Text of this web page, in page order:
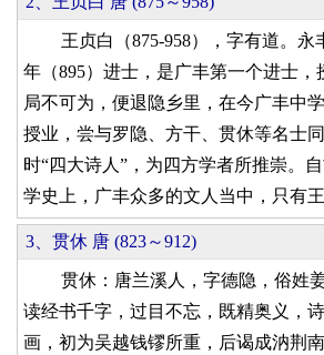
王贞白（875-958），字有道。永
年（895）进士，是广丰第一个进士，
局不可为，便退隐乡里，在今广丰中
授业，尝与罗隐、方干、贯休等名士
时“四大诗人”，为四方学者所推崇。
学史上，广丰众多的文人当中，只有
3、贯休 唐 (823～912)
贯休：唐兰溪人，字德隐，俗姓姜
读经书千字，过目不忘，既精奥义，
画，初为吴越钱镠所重，后谒成汭荆